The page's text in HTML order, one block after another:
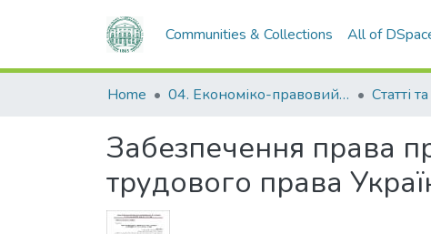
Communities & Collections All of
Home 04. Економіко-правовий факультет Статті
Забезпечення права
трудового права